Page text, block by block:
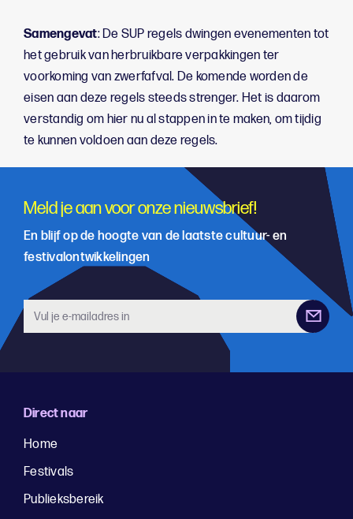
Samengevat: De SUP regels dwingen evenementen tot
het gebruik van herbruikbare verpakkingen ter
voorkoming van zwerfafval. De komende worden de
eisen aan deze regels steeds strenger. Het is daarom
verstandig om hier nu al stappen in te maken, om tijdig
te kunnen voldoen aan deze regels.
Meld je aan voor onze nieuwsbrief!
En blijf op de hoogte van de laatste cultuur- en
festivalontwikkelingen
Direct naar
Home
Festivals
Publieksbereik